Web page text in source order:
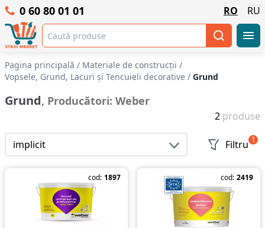
0 60 80 01 01 RO RU
Pagina principală / Materiale de construcții /
Vopsele, Grund, Lacuri și Tencuieli decorative / Grund
Grund, Producători: Weber
2 produse
implicit Filtru 1
cod: 1897 cod: 2419